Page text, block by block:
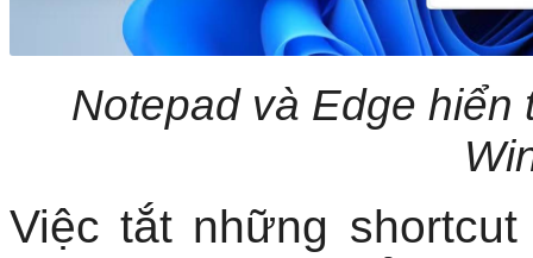
Notepad và Edge
Việc tắt những
ngăn Windows hiển thị
Notepad có các công